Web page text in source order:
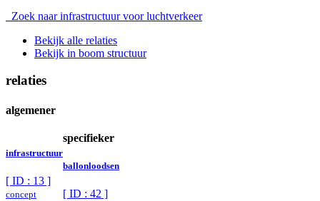
Zoek naar infrastructuur voor luchtverkeer
Bekijk alle relaties
Bekijk in boom structuur
relaties
algemener
infrastructuur
[ ID : 13 ]
concept
specifieker
ballonloodsen
[ ID : 42 ]